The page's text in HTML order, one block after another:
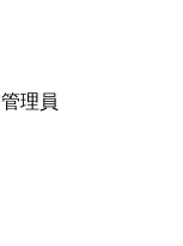
理員